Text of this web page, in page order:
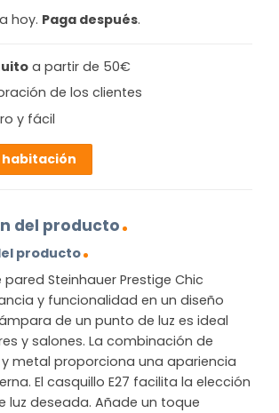
hoy. Paga después.
a partir de 50€
de los clientes
y fácil
habitación
del producto
producto
Steinhauer Prestige Chic
y funcionalidad en un diseño
de un punto de luz es ideal
y salones. La combinación de
metal proporciona una apariencia
El casquillo E27 facilita la elección
luz deseada. Añade un toque